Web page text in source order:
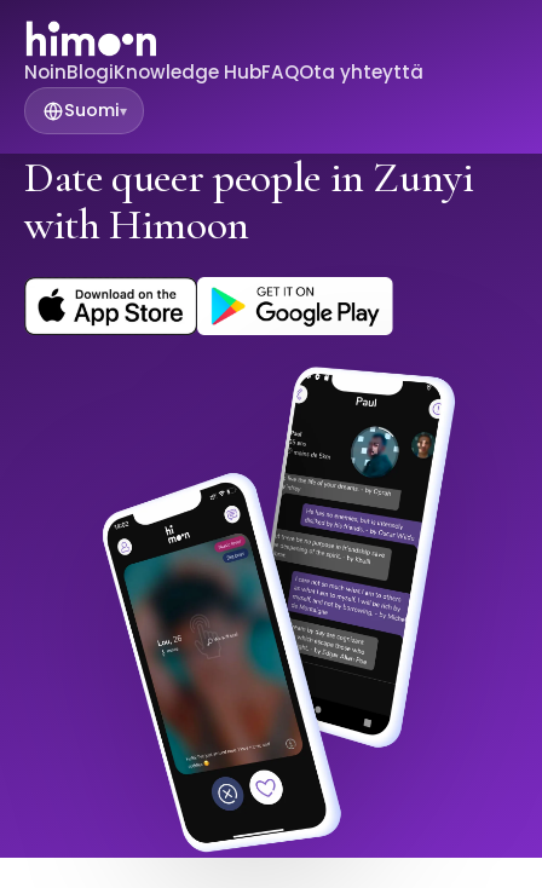
NoinBlogiKnowledge HubFAQOta yhteyttä
Suomi▾
Date queer people in Zunyi
with Himoon